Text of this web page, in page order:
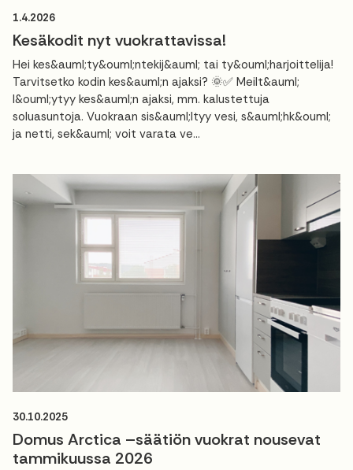
1.4.2026
Kesäkodit nyt vuokrattavissa!
Hei kes&auml;ty&ouml;ntekij&auml; tai ty&ouml;harjoittelija!
Tarvitsetko kodin kes&auml;n ajaksi? 🌞✅ Meilt&auml;
l&ouml;ytyy kes&auml;n ajaksi, mm. kalustettuja
soluasuntoja. Vuokraan sis&auml;ltyy vesi, s&auml;hk&ouml;
ja netti, sek&auml; voit varata ve...
30.10.2025
Domus Arctica –säätiön vuokrat nousevat
tammikuussa 2026